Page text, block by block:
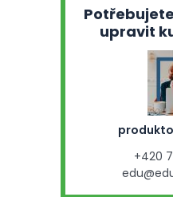
upravit
+420